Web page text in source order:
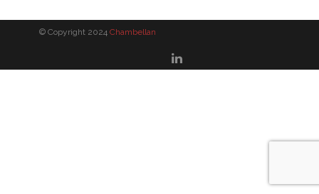
© Copyright 2024 Chambellan